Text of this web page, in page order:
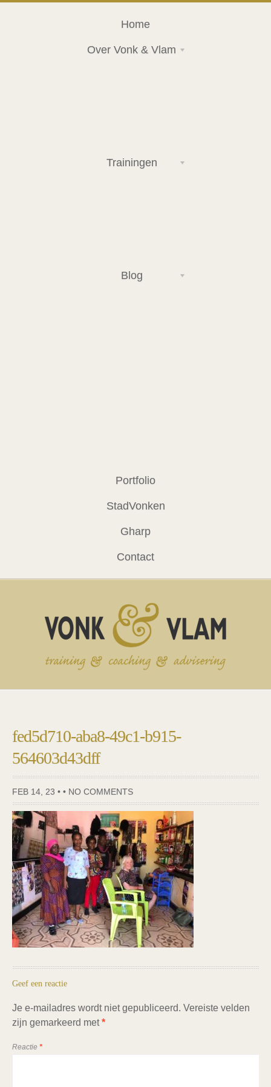
Home
Over Vonk & Vlam
Trainingen
Blog
Portfolio
StadVonken
Gharp
Contact
fed5d710-aba8-49c1-b915-
564603d43dff
FEB 14, 23 • • NO COMMENTS
Geef een reactie
Je e-mailadres wordt niet gepubliceerd. Vereiste velden
zijn gemarkeerd met*
Reactie *